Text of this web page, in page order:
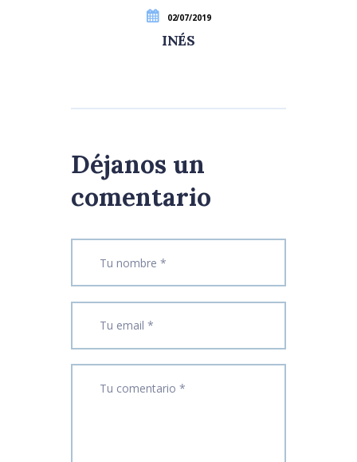
02/07/2019
INÉS
Déjanos un
comentario